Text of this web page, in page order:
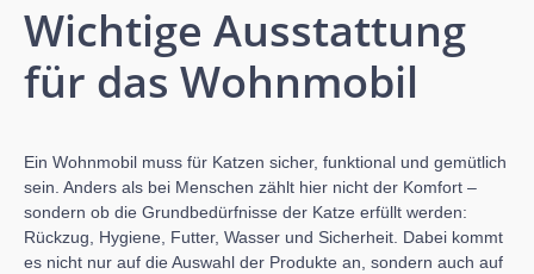
Wichtige Ausstattung
für das Wohnmobil
Ein Wohnmobil muss für Katzen sicher, funktional und gemütlich
sein. Anders als bei Menschen zählt hier nicht der Komfort –
sondern ob die Grundbedürfnisse der Katze erfüllt werden:
Rückzug, Hygiene, Futter, Wasser und Sicherheit. Dabei kommt
es nicht nur auf die Auswahl der Produkte an, sondern auch auf